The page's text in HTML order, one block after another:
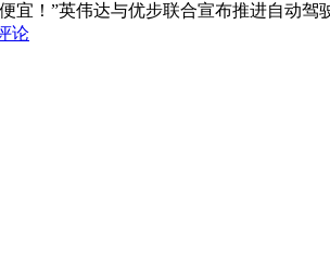
宜！”英伟达与优步联合宣布推进自动
论